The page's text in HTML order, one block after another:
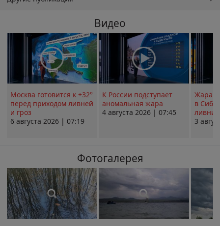
Видео
Москва готовится к +32°
перед приходом ливней
и гроз
6 августа 2026 | 07:19
К России подступает
аномальная жара
4 августа 2026 | 07:45
Жара в
в
ливни
3
Фотогалерея